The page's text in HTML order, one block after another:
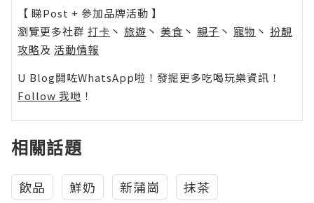
【 睇Post + 參加品牌活動 】
瀏覽更多社群 打卡 丶 旅遊 丶 美食 丶 親子 丶 寵物 丶 扮靚
攻略及 活動情報
U Blog開咗WhatsApp啦！發掘更多吃喝玩樂資訊！
Follow 我哋 ！
相關話題
飲品 鮮奶 新蒲崗
抹茶